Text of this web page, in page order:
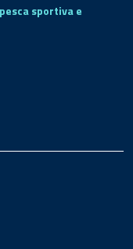
sportiva e